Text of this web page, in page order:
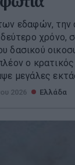
εδαφών, την
χρόνο,
δασικού
ο
μεγάλες
2026 Ελλάδα